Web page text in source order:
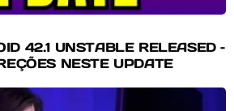
42.1 UNSTABLE RELEASED –
NESTE UPDATE